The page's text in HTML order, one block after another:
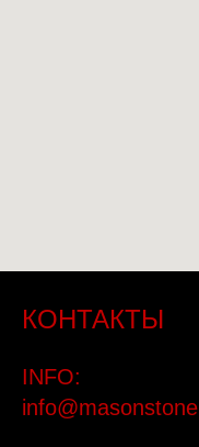
КОНТАКТЫ
INFO: